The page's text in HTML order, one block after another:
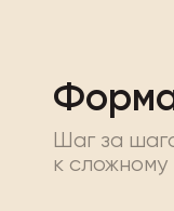
Шаг за
к сложному